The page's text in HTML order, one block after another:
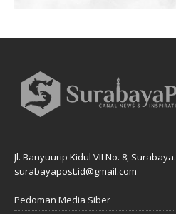
Jl. Banyuurip Kidul VII No. 8, Surabaya.
surabayapost.id@gmail.com
Pedoman Media Siber